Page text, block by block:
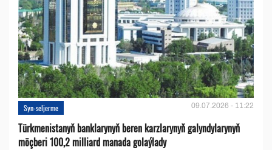
Syn-seljerme 09.07.2026 - 11:22
Türkmenistanyň banklarynyň beren karzlarynyň galyndylarynyň
möçberi 100,2 milliard manada golaýlady